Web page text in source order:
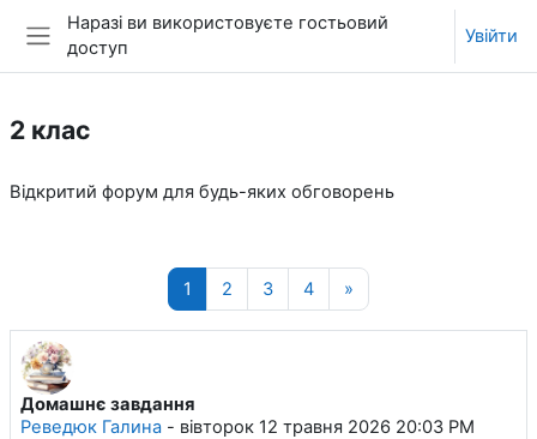
Перейти до головного вмісту
Бокова панель
Наразі ви використовуєте гостьовий
доступ
Увійти
2 клас
Відкритий форум для будь-яких обговорень
1 Сторінка 1
2 Сторінка 2
3Сторінка 3
4Сторінка 4
»
Домашнє завдання
Реведюк Галина - вівторок 12 травня 2026 20:03 PM